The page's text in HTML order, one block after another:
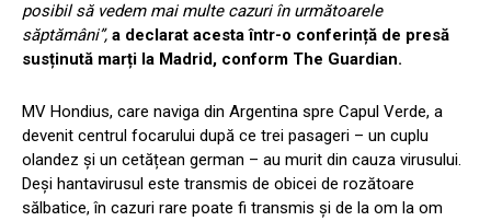
posibil să vedem mai multe cazuri în următoarele
săptămâni”, a declarat acesta într-o conferință de presă
susținută marți la Madrid, conform The Guardian.
MV Hondius, care naviga din Argentina spre Capul Verde, a
devenit centrul focarului după ce trei pasageri – un cuplu
olandez și un cetățean german – au murit din cauza virusului.
Deși hantavirusul este transmis de obicei de rozătoare
sălbatice, în cazuri rare poate fi transmis și de la om la om